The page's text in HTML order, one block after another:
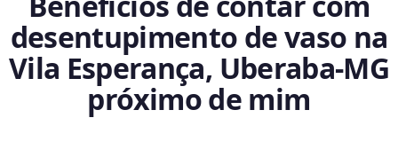
desentupimento de vaso na
Vila Esperança, Uberaba‑MG
próximo de mim